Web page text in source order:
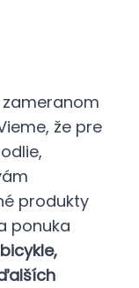
že pre
produkty
ponuka